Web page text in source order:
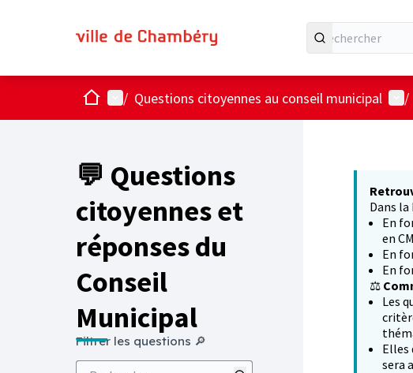
AccueilMenu principal
/ Questions citoyennes au conseil municipal /
💬 Questions
citoyennes et
réponses du
Conseil
Municipal
Filtrer les questions 🔎
Dans
En
en
En
En
⚖️
Les
Elles
sera